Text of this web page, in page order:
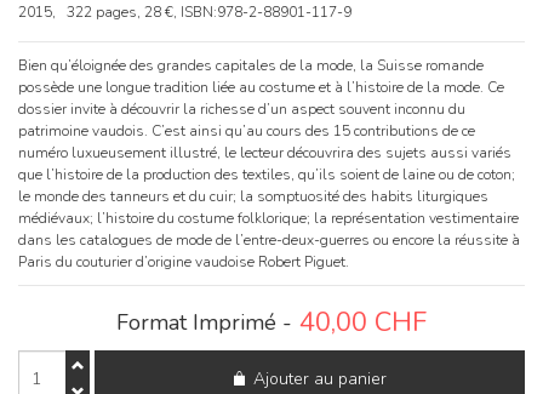
2015, 322 pages, 28 €, ISBN:978-2-88901-117-9
Bien qu’éloignée des grandes capitales de la mode, la Suisse romande
possède une longue tradition liée au costume et à l’histoire de la mode. Ce
dossier invite à découvrir la richesse d’un aspect souvent inconnu du
patrimoine vaudois. C’est ainsi qu’au cours des 15 contributions de ce
numéro luxueusement illustré, le lecteur découvrira des sujets aussi variés
que l’histoire de la production des textiles, qu’ils soient de laine ou de coton;
le monde des tanneurs et du cuir; la somptuosité des habits liturgiques
médiévaux; l’histoire du costume folklorique; la représentation vestimentaire
dans les catalogues de mode de l’entre-deux-guerres ou encore la réussite à
Paris du couturier d’origine vaudoise Robert Piguet.
Format Imprimé - 40,00 CHF
Ajouter au panier